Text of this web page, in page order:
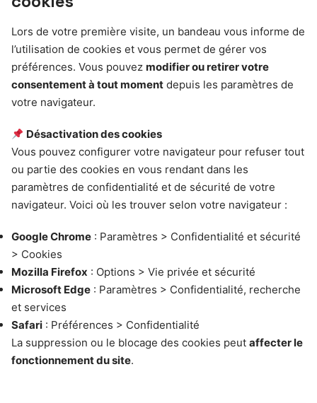
Lors de votre première visite, un bandeau vous informe de
l’utilisation de cookies et vous permet de gérer vos
préférences. Vous pouvez modifier ou retirer votre
consentement à tout moment depuis les paramètres de
votre navigateur.
Désactivation des cookies
Vous pouvez configurer votre navigateur pour refuser tout
ou partie des cookies en vous rendant dans les
paramètres de confidentialité et de sécurité de votre
navigateur. Voici où les trouver selon votre navigateur :
Google Chrome : Paramètres > Confidentialité et sécurité
> Cookies
Mozilla Firefox : Options > Vie privée et sécurité
Microsoft Edge : Paramètres > Confidentialité, recherche
et services
Safari : Préférences > Confidentialité
La suppression ou le blocage des cookies peut affecter le
fonctionnement du site.